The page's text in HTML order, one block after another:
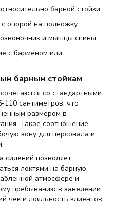
барной стойки
опорой на подножку
и мышцы спины
с барменом или
барным стойкам
со стандартными
сантиметров, что
размером в
Такое соотношение
зону для персонала и
сидений позволяет
локтями на барную
атмосфере и
пребыванию в заведении.
чек и лояльность клиентов.